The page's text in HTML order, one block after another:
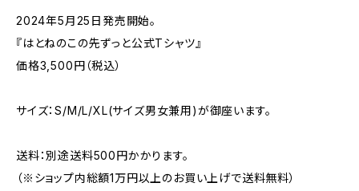
2024年5月25日発売開始。
『はとねのこの先ずっと公式Tシャツ』
価格3,500円（税込）
サイズ：S/M/L/XL(サイズ男女兼用)が御座います。
送料：別途送料500円かかります。
（※ショップ内総額1万円以上のお買い上げで送料無料）